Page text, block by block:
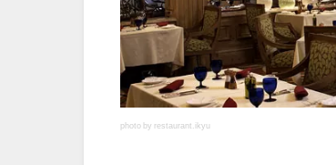
photo by restaurant.ikyu